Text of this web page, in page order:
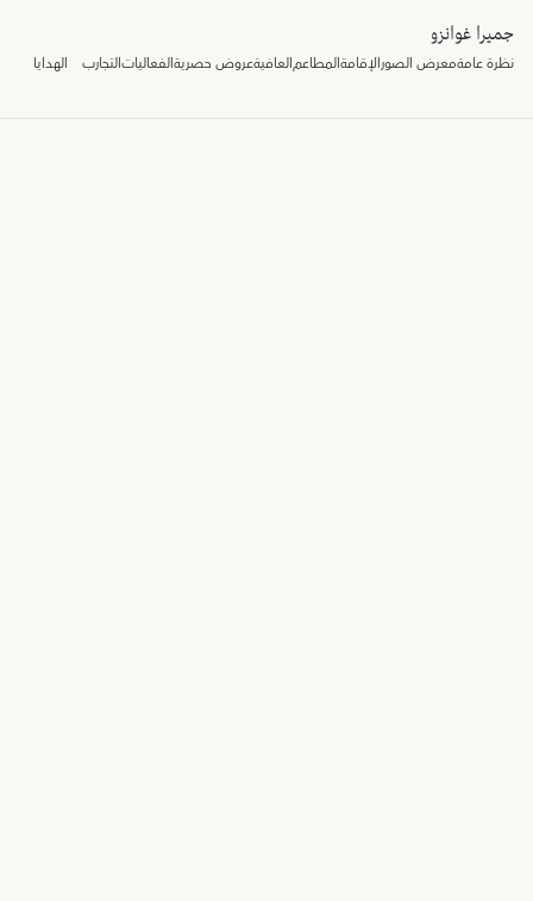
جميرا غوانزو
نظرة عامةمعرض الصورالإقامةالمطاعمالعافيةعروض حصريةالفعالياتالتجارب الهدايا